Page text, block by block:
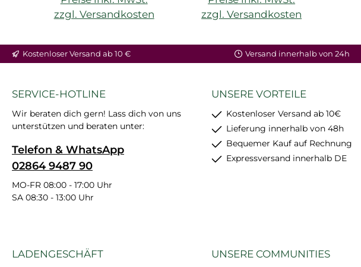
zzgl. Versandkosten
zzgl. Versandkosten
Kostenloser Versand ab 10 € Versand innerhalb von 24h
SERVICE-HOTLINE
Wir beraten dich gern! Lass dich von uns
unterstützen und beraten unter:
Telefon & WhatsApp
02864 9487 90
MO-FR 08:00 - 17:00 Uhr
SA 08:30 - 13:00 Uhr
UNSERE VORTEILE
Kostenloser Versand ab 10€
Lieferung innerhalb von 48h
Bequemer Kauf auf Rechnung
Expressversand innerhalb DE
LADENGESCHÄFT UNSERE COMMUNITIES